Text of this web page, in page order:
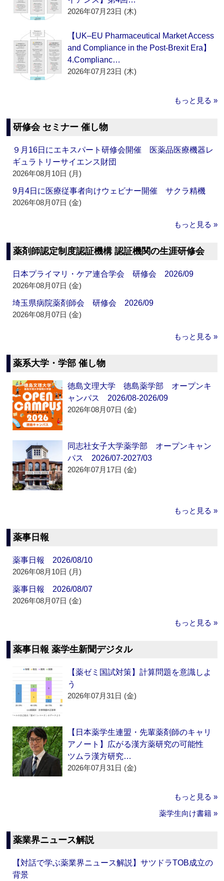
2026年07月23日 (木)
【UK–EU Pharmaceutical Market Access
and Compliance in the Post-Brexit Era】
4.Complianc…
2026年07月23日 (木)
もっと見る »
研修会 セミナー 催し物
９月16日にエキスパート研修会開催 医薬品医療機器レ
ギュラトリーサイエンス財団
2026年08月10日 (月)
9月4日に医療従事者向けウェビナー開催 サクラ精機
2026年08月07日 (金)
もっと見る »
薬剤師認定制度認証機構 認証機関の生涯研修会
日本プライマリ・ケア連合学会 研修会 2026/09
2026年08月07日 (金)
埼玉県病院薬剤師会 研修会 2026/09
2026年08月07日 (金)
もっと見る »
薬系大学・学部 催し物
徳島文理大学 徳島薬学部 オープンキ
ャンパス 2026/08-2026/09
2026年08月07日 (金)
同志社女子大学薬学部 オープンキャン
パス 2026/07-2027/03
2026年07月17日 (金)
もっと見る »
薬事日報
薬事日報 2026/08/10
2026年08月10日 (月)
薬事日報 2026/08/07
2026年08月07日 (金)
もっと見る »
薬事日報 薬学生新聞デジタル
【薬ゼミ国試対策】計算問題を意識しよ
う
2026年07月31日 (金)
【日本薬学生連盟・先輩薬剤師のキャリ
アノート】広がる漢方薬研究の可能性
ツムラ漢方研究…
2026年07月31日 (金)
もっと見る »
薬学生向け書籍 »
薬業界ニュース解説
【対話で学ぶ薬業界ニュース解説】サツドラTOB成立の
背景